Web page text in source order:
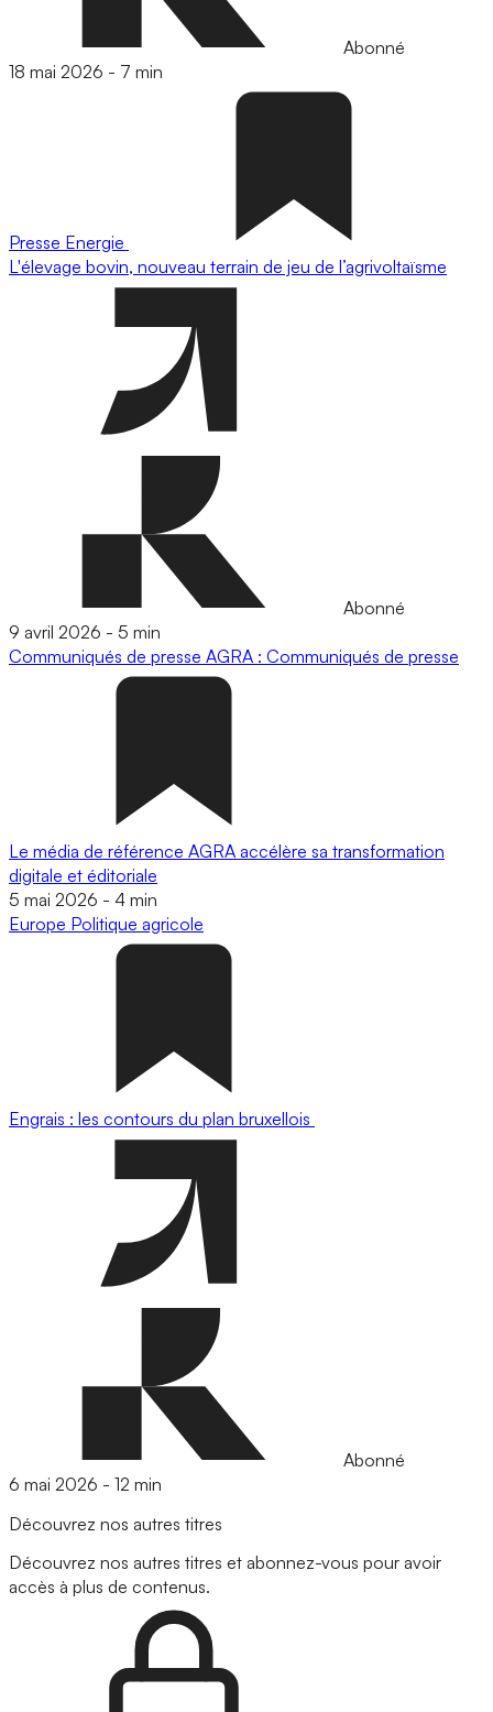
Abonné
18 mai 2026 - 7 min
Presse Energie
L'élevage bovin, nouveau terrain de jeu de l’agrivoltaïsme
Abonné
9 avril 2026 - 5 min
Communiqués de presse AGRA : Communiqués de presse
Le média de référence AGRA accélère sa transformation
digitale et éditoriale
5 mai 2026 - 4 min
Europe Politique agricole
Engrais : les contours du plan bruxellois
Abonné
6 mai 2026 - 12 min
Découvrez nos autres titres
Découvrez nos autres titres et abonnez-vous pour avoir
accès à plus de contenus.